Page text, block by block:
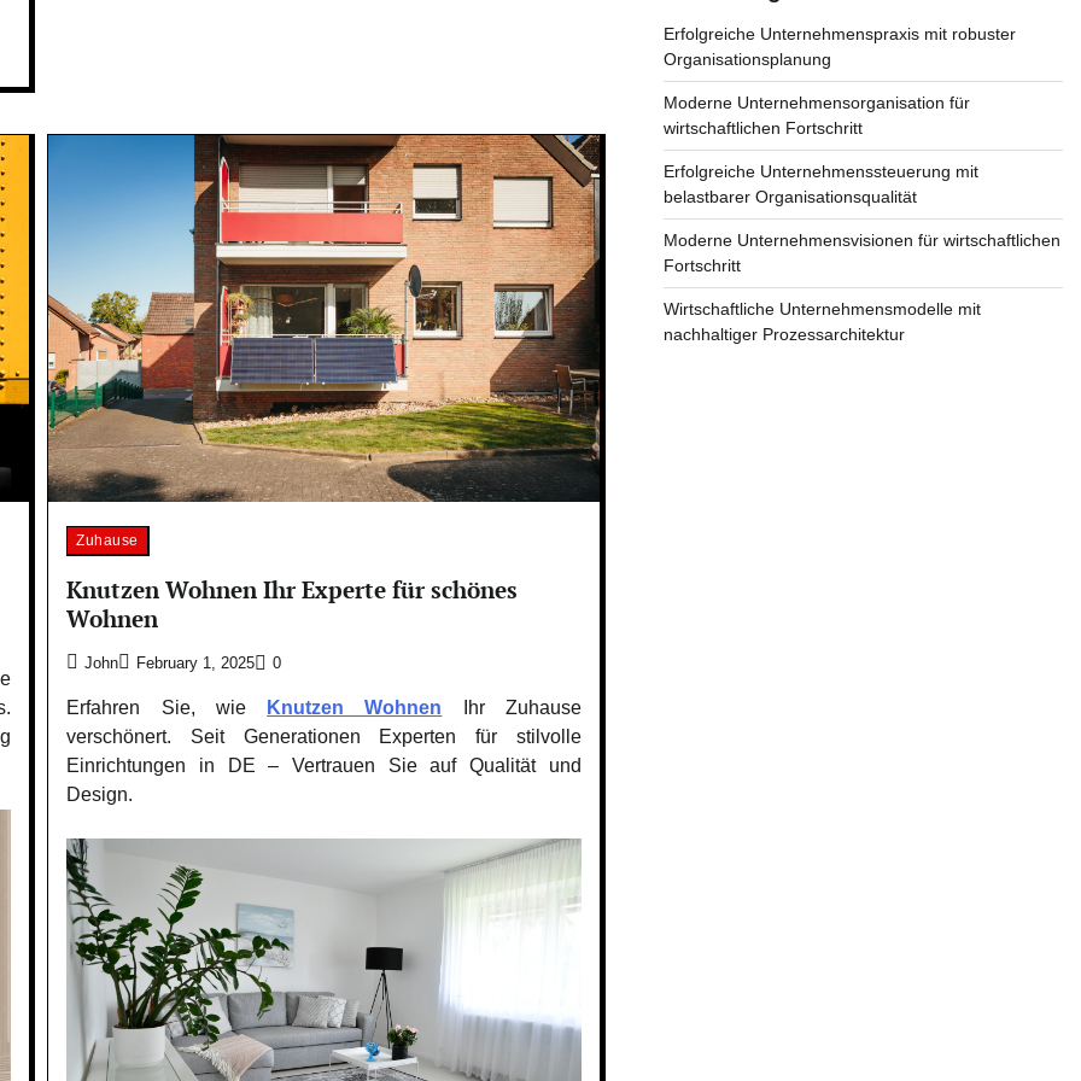
Zuhause
Knutzen Wohnen Ihr Experte für schönes
Wohnen
John February 1, 2025 0
Erfahren Sie, wie Knutzen Wohnen Ihr Zuhause
verschönert. Seit Generationen Experten für stilvolle
Einrichtungen in DE – Vertrauen Sie auf Qualität und
Design.
Erfolgreiche Unternehmenspraxis mit robuster
Organisationsplanung
Moderne Unternehmensorganisation für
wirtschaftlichen Fortschritt
Erfolgreiche Unternehmenssteuerung mit
belastbarer Organisationsqualität
Moderne Unternehmensvisionen für wirtschaftlichen
Fortschritt
Wirtschaftliche Unternehmensmodelle mit
nachhaltiger Prozessarchitektur